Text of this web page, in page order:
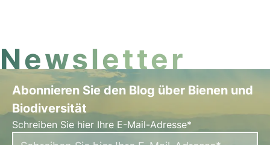
Newsletter
Abonnieren Sie den Blog über Bienen und
Biodiversität
Schreiben Sie hier Ihre E-Mail-Adresse*